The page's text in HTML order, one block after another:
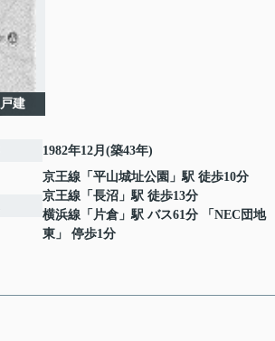
建
1982年12月(築43年)
京王線 「 平山城址公園 」駅 徒歩10分
京王線 「 長沼 」駅 徒歩13分
横浜線 「 片倉 」駅 バス61分 「NEC団地
東」 停歩1分